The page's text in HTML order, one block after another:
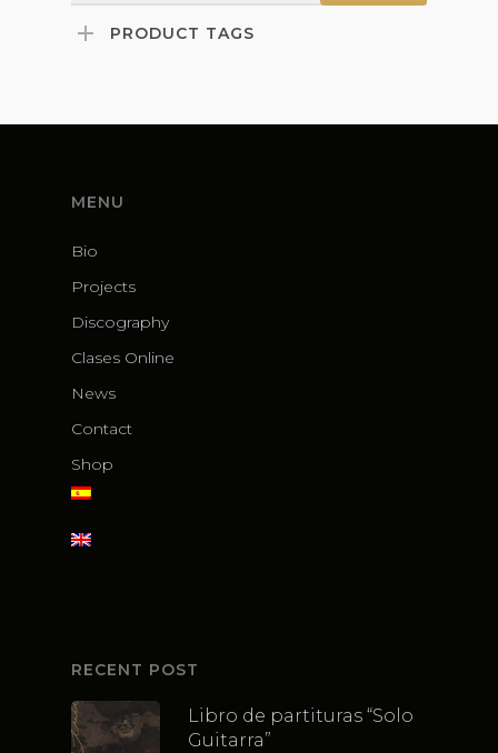
PRODUCT TAGS
MENU
Bio
Projects
Discography
Clases Online
News
Contact
Shop
RECENT POST
Libro de partituras “Solo
Guitarra”